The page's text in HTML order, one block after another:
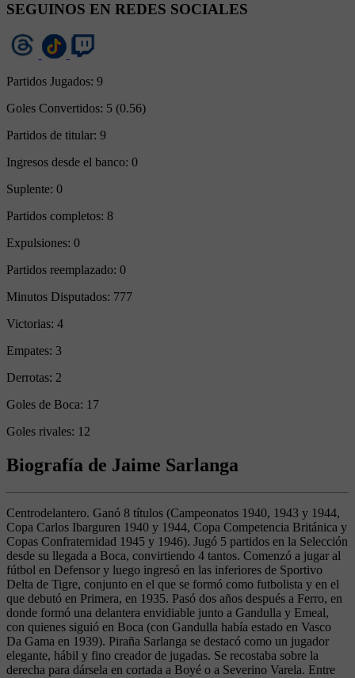
SEGUINOS EN REDES SOCIALES
Partidos Jugados: 9
Goles Convertidos: 5 (0.56)
Partidos de titular: 9
Ingresos desde el banco: 0
Suplente: 0
Partidos completos: 8
Expulsiones: 0
Partidos reemplazado: 0
Minutos Disputados: 777
Victorias: 4
Empates: 3
Derrotas: 2
Goles de Boca: 17
Goles rivales: 12
Biografía de Jaime Sarlanga
Centrodelantero. Ganó 8 títulos (Campeonatos 1940, 1943 y 1944,
Copa Carlos Ibarguren 1940 y 1944, Copa Competencia Británica y
Copas Confraternidad 1945 y 1946). Jugó 5 partidos en la Selección
desde su llegada a Boca, convirtiendo 4 tantos. Comenzó a jugar al
fútbol en Defensor y luego ingresó en las inferiores de Sportivo
Delta de Tigre, conjunto en el que se formó como futbolista y en el
que debutó en Primera, en 1935. Pasó dos años después a Ferro, en
donde formó una delantera envidiable junto a Gandulla y Emeal,
con quienes siguió en Boca (con Gandulla había estado en Vasco
Da Gama en 1939). Piraña Sarlanga se destacó como un jugador
elegante, hábil y fino creador de jugadas. Se recostaba sobre la
derecha para dársela en cortada a Boyé o a Severino Varela. Entre